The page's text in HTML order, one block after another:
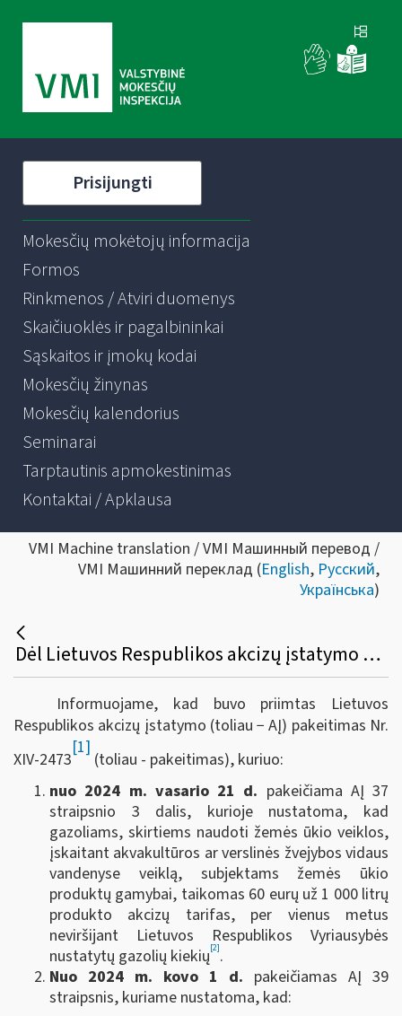
Prisijungti
Mokesčių mokėtojų informacija
Formos
Rinkmenos / Atviri duomenys
Skaičiuoklės ir pagalbininkai
Sąskaitos ir įmokų kodai
Mokesčių žinynas
Mokesčių kalendorius
Seminarai
Tarptautinis apmokestinimas
Kontaktai / Apklausa
VMI Machine translation / VMI Машинный перевод /
VMI Машинний переклад (English, Русский,
Українська)
Dėl Lietuvos Respublikos akcizų įstatymo pakeitimo
Informuojame, kad buvo priimtas Lietuvos
Respublikos akcizų įstatymo (toliau − AĮ) pakeitimas Nr.
XIV-2473
[1]
(toliau - pakeitimas), kuriuo:
nuo 2024 m. vasario 21 d. pakeičiama AĮ 37
straipsnio 3 dalis, kurioje nustatoma, kad
gazoliams, skirtiems naudoti žemės ūkio veiklos,
įskaitant akvakultūros ar verslinės žvejybos vidaus
vandenyse veiklą, subjektams žemės ūkio
produktų gamybai, taikomas 60 eurų už 1 000 litrų
produkto akcizų tarifas, per vienus metus
neviršijant Lietuvos Respublikos Vyriausybės
nustatytų gazolių kiekių[2].
Nuo 2024 m. kovo 1 d. pakeičiamas AĮ 39
straipsnis, kuriame nustatoma, kad: